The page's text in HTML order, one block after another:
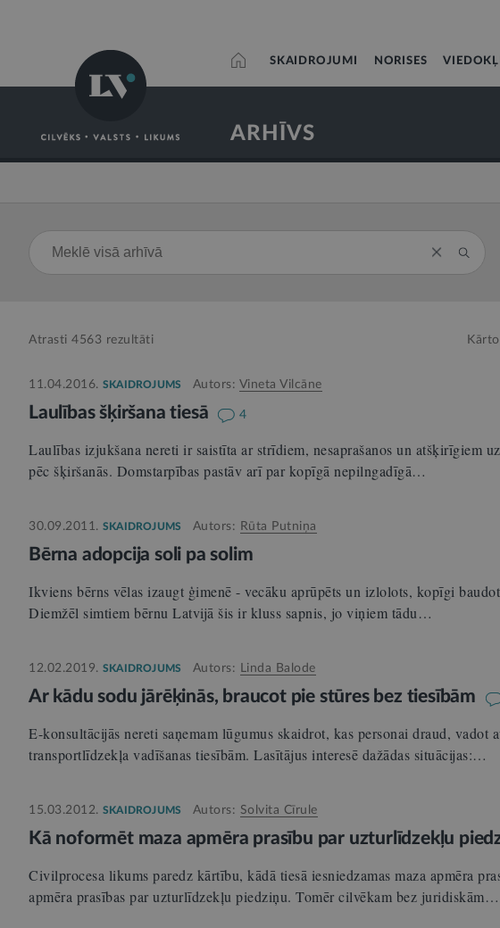
SKAIDROJUMI NORISES VIEDOKĻI
ARHĪVS
Atrasti 4563 rezultāti
11.04.2016. SKAIDROJUMS Autors: Vineta Vilcāne
Laulības šķiršana tiesā 4
Laulības izjukšana nereti ir saistīta ar strīdiem, nesaprašanos un atšķirīgiem
pēc šķiršanās. Domstarpības pastāv arī par kopīgā nepilngadīgā…
30.09.2011. SKAIDROJUMS Autors: Rūta Putniņa
Bērna adopcija soli pa solim
Ikviens bērns vēlas izaugt ģimenē - vecāku aprūpēts un izlolots, kopīgi
Diemžēl simtiem bērnu Latvijā šis ir kluss sapnis, jo viņiem tādu…
12.02.2019. SKAIDROJUMS Autors: Linda Balode
Ar kādu sodu jārēķinās, braucot pie stūres bez tiesībām
E-konsultācijās nereti saņemam lūgumus skaidrot, kas personai draud, vadot
transportlīdzekļa vadīšanas tiesībām. Lasītājus interesē dažādas situācijas:…
15.03.2012. SKAIDROJUMS Autors: Solvita Cīrule
Kā noformēt maza apmēra prasību par uzturlīdzekļu
Civilprocesa likums paredz kārtību, kādā tiesā iesniedzamas maza apmēra
apmēra prasības par uzturlīdzekļu piedziņu. Tomēr cilvēkam bez juridiskām…